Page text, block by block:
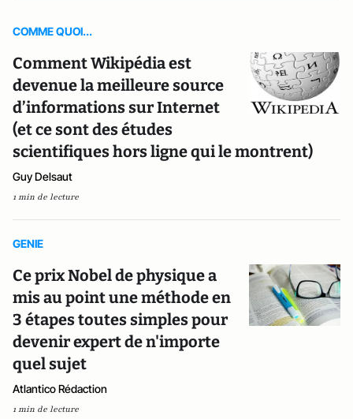
COMME QUOI...
Comment Wikipédia est
devenue la meilleure source
d’informations sur Internet
(et ce sont des études
scientifiques hors ligne qui le montrent)
Guy Delsaut
1 min de lecture
GENIE
Ce prix Nobel de physique a
mis au point une méthode en
3 étapes toutes simples pour
devenir expert de n'importe
quel sujet
Atlantico Rédaction
1 min de lecture